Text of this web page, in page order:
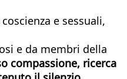
e sessuali,
e da membri della
compassione, ricerca